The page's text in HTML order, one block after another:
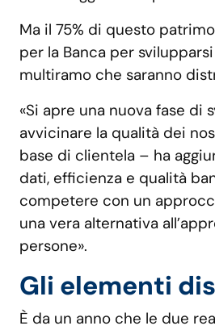
Ma il 75% di questo
per la Banca per
multiramo che saranno
«Si apre una nuova fase di
avvicinare la qualità dei
base di clientela – ha
dati, efficienza e qualità
competere con un
una vera alternativa
persone».
Gli elementi
È da un anno che le due